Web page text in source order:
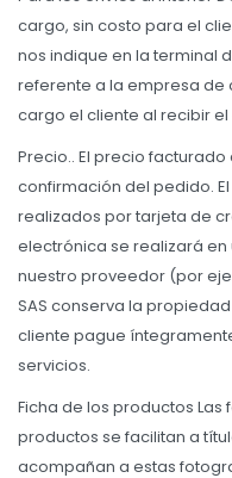
cargo, sin costo para el
nos indique en la terminal
referente a la empresa
cargo el cliente al recibir
Precio.. El precio
confirmación del pedido.
realizados por tarjeta de
electrónica se realizará
nuestro proveedor (por
SAS conserva la
cliente pague
servicios.
Ficha de los productos
productos se facilitan a
acompañan a estas